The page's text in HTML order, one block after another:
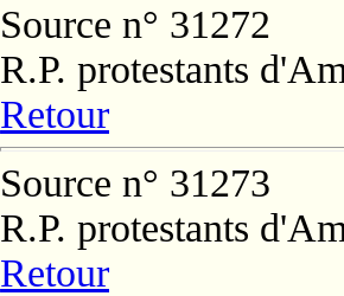
Source n° 31272
R.P. protestants
Retour
Source n° 31273
R.P. protestants
Retour